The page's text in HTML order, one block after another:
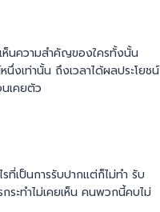
นความสำคัญของใครทั้งนั้น
งเท่านั้น ถึงเวลาได้ผลประโยชน์
เคยตัว
ที่เป็นการรับปากแต่ก็ไม่ทำ รับ
ะทำไม่เคยเห็น คนพวกนี้คบไม่